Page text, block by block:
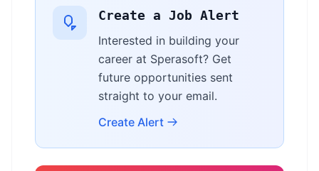
Create a Job Alert
Interested in building your
career at Sperasoft? Get
future opportunities sent
straight to your email.
Create Alert